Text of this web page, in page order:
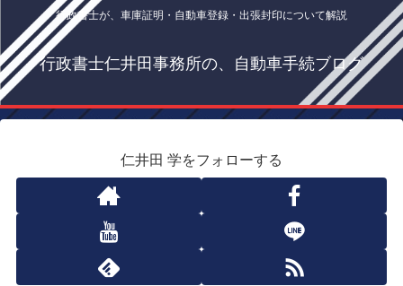
行政書士が、車庫証明・自動車登録・出張封印について解説
行政書士仁井田事務所の、自動車手続ブログ
仁井田 学をフォローする